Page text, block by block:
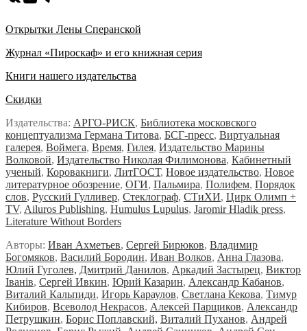
Открытки Лены Сперанской
Журнал «Пироскаф» и его книжная серия
Книги нашего издательства
Скидки
Издательства: АРГО-РИСК, Библиотека московского
концептуализма Германа Титова, БСГ-пресс, Виртуальная
галерея, Воймега, Время, Гилея, Издательство Марины
Волковой, Издательство Николая Филимонова, Кабинетный
ученый, Коровакниги, ЛитГОСТ, Новое издательство, Новое
литературное обозрение, ОГИ, Пальмира, Полифем, Порядок
слов, Русский Гулливер, Стеклограф, СТиХИ, Цирк Олимп +
TV, Ailuros Publishing, Humulus Lupulus, Jaromir Hladik press,
Literature Without Borders
Авторы: Иван Ахметьев, Сергей Бирюков, Владимир
Богомяков, Василий Бородин, Иван Волков, Анна Глазова,
Юлий Гуголев, Дмитрий Данилов, Аркадий Застырец, Виктор
Iванiв, Сергей Ивкин, Юрий Казарин, Александр Кабанов,
Виталий Кальпиди, Игорь Караулов, Светлана Кекова, Тимур
Кибиров, Всеволод Некрасов, Алексей Парщиков, Александр
Петрушкин, Борис Поплавский, Виталий Пуханов, Андрей